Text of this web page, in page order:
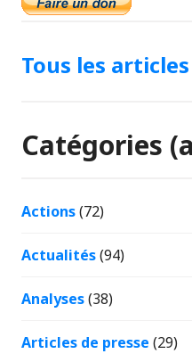
Tous les articles
Catégories
Actions(72)
Actualités(94)
Analyses(38)
Articles de presse (29)